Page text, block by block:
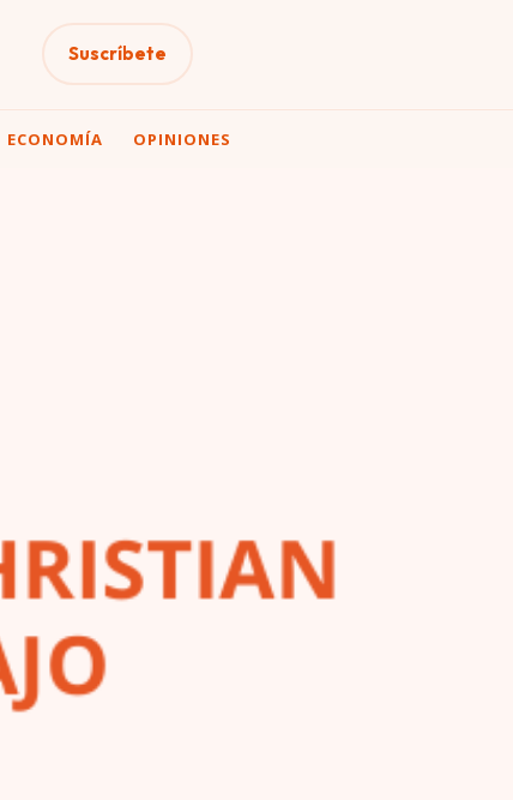
Suscríbete
ECONOMÍA OPINIONES